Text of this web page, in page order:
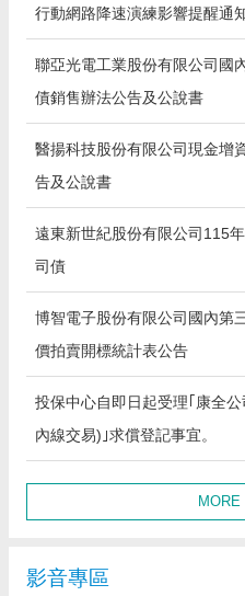
行動網路降速演練影響提醒通
聯亞光電工業股份有限公司國
債銷售辦法公告及公說書
醫揚科技股份有限公司現金增
告及公說書
遠東新世紀股份有限公司115
司債
博智電子股份有限公司國內第
價拍賣開標統計表公告
投保中心自即日起受理｢康全公
內線交易)｣求償登記事宜。
MORE
影音專區